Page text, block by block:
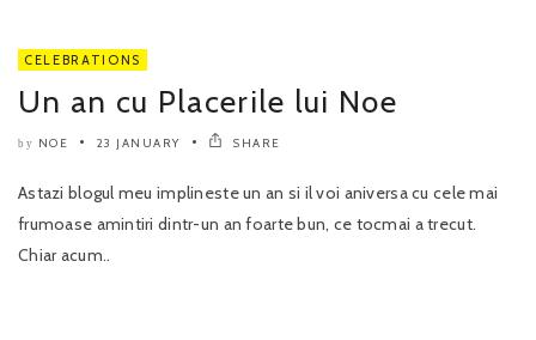
CELEBRATIONS
Un an cu Placerile lui Noe
by NOE 23 JANUARY SHARE
Astazi blogul meu implineste un an si il voi aniversa cu cele mai
frumoase amintiri dintr-un an foarte bun, ce tocmai a trecut.
Chiar acum..